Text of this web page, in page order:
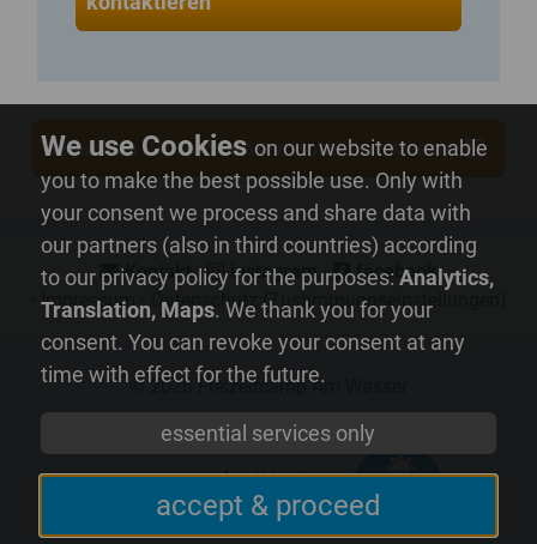
Besuchen Sie auch unser Hotel Am Wasser
© 2026 Freizeitcamp Am Wasser
mvp.de- Urlaub in
Mecklenburg-Vorpommern
Kontakt ⋅ instagram ⋅
facebook
Impressum ⋅ Datenschutz (Zustimmungseinstellungen)
on our website to enable
you to make the best possible use. Only with
your consent we process and share data with
our partners (also in third countries) according
to our privacy policy for the purposes: Analytics,
Translation, Maps. We thank you for your
consent. You can revoke your consent at any
time with effect for the future.
essential services only
accept & proceed